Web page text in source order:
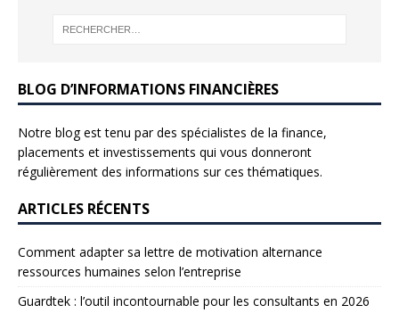
BLOG D’INFORMATIONS FINANCIÈRES
Notre blog est tenu par des spécialistes de la finance,
placements et investissements qui vous donneront
régulièrement des informations sur ces thématiques.
ARTICLES RÉCENTS
Comment adapter sa lettre de motivation alternance
ressources humaines selon l’entreprise
Guardtek : l’outil incontournable pour les consultants en 2026